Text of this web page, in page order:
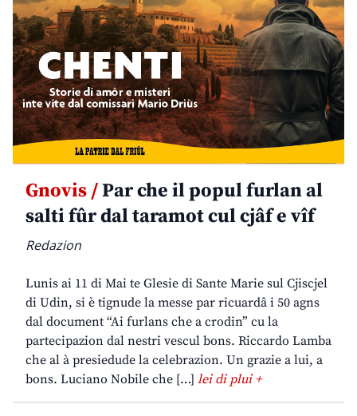
Gnovis /Par che il popul furlan al
salti fûr dal taramot cul cjâf e vîf
Redazion
Lunis ai 11 di Mai te Glesie di Sante Marie sul Cjiscjel
di Udin, si è tignude la messe par ricuardâ i 50 agns
dal document “Ai furlans che a crodin” cu la
partecipazion dal nestri vescul bons. Riccardo Lamba
che al à presiedude la celebrazion. Un grazie a lui, a
bons. Luciano Nobile che […] lei di plui +